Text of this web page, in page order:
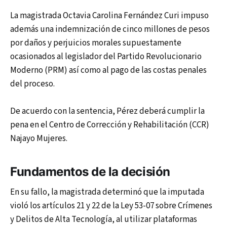
La magistrada Octavia Carolina Fernández Curi impuso
además una indemnización de cinco millones de pesos
por daños y perjuicios morales supuestamente
ocasionados al legislador del Partido Revolucionario
Moderno (PRM) así como al pago de las costas penales
del proceso.
De acuerdo con la sentencia, Pérez deberá cumplir la
pena en el Centro de Corrección y Rehabilitación (CCR)
Najayo Mujeres.
Fundamentos de la decisión
En su fallo, la magistrada determinó que la imputada
violó los artículos 21 y 22 de la Ley 53-07 sobre Crímenes
y Delitos de Alta Tecnología, al utilizar plataformas